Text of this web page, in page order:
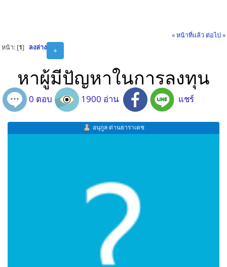
« หน้าที่แล้ว ต่อไป »
+
หน้า: [1] ลงล่าง
หาผู้มีปัญหาในการลงทุน
0 ตอบ 1900 อ่าน แชร์
อนุกูล ด่านธาราเดช